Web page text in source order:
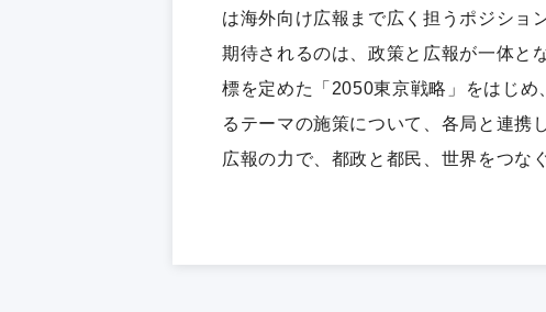
は海外向け広報まで広く担うポジショ
期待されるのは、政策と広報が一体と
標を定めた「2050東京戦略」をはじ
るテーマの施策について、各局と連携
広報の力で、都政と都民、世界をつな